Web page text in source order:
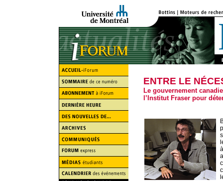
ENTRE LE
Le gouvernement
l’Institut Fraser pour